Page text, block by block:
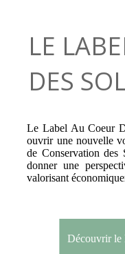
LE
DES
Le Label Au Coeur
ouvrir une nouvelle
de Conservation des
donner une
valorisant
Découvrir le